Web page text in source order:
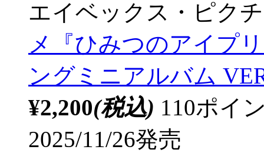
エイベックス・ピク
メ『ひみつのアイプ
ングミニアルバム
¥2,200(税込) 110ポイ
2025/11/26発売